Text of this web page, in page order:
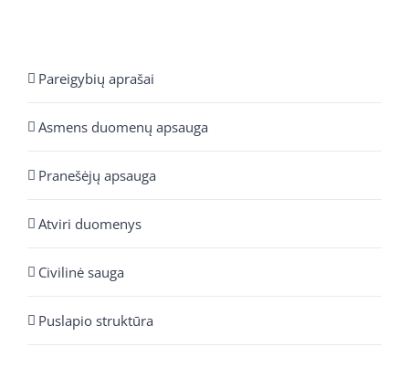
Pareigybių aprašai
Asmens duomenų apsauga
Pranešėjų apsauga
Atviri duomenys
Civilinė sauga
Puslapio struktūra